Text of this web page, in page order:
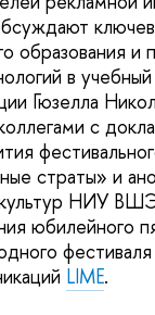
образования и
в
Гюзелла
с
страты» и
НИУ
юбилейного
LIME.